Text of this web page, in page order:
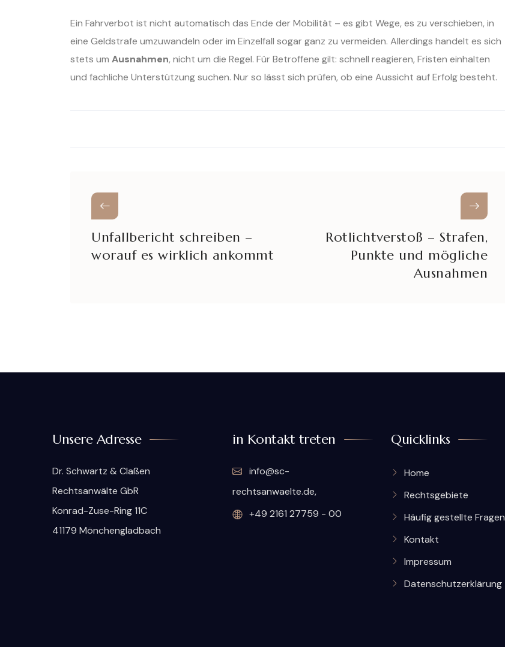
Ein Fahrverbot ist nicht automatisch das Ende der Mobilität – es gibt Wege, es zu verschieben, in
eine Geldstrafe umzuwandeln oder im Einzelfall sogar ganz zu vermeiden. Allerdings handelt es sich
stets um Ausnahmen, nicht um die Regel. Für Betroffene gilt: schnell reagieren, Fristen einhalten
und fachliche Unterstützung suchen. Nur so lässt sich prüfen, ob eine Aussicht auf Erfolg besteht.
Unfallbericht schreiben –
worauf es wirklich ankommt
Rotlichtverstoß – Strafen,
Punkte und mögliche
Ausnahmen
Unsere Adresse
Dr. Schwartz & Claßen
Rechtsanwälte GbR
Konrad-Zuse-Ring 11C
41179 Mönchengladbach
in Kontakt treten
info@sc-
rechtsanwaelte.de,
+49 2161 27759 - 00
Quicklinks
Home
Rechtsgebiete
Häufig gestellte Fragen
Kontakt
Impressum
Datenschutzerklärung